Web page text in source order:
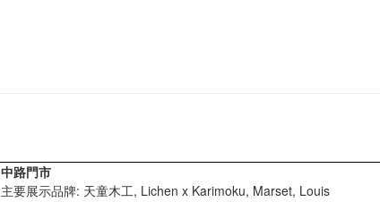
中路門市
主要展示品牌: 天童木工, Lichen x Karimoku, Marset, Louis